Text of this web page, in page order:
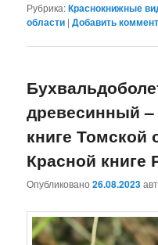
Рубрика:Краснокнижные
области |Добавить
древесинный
книге Томской
Красной книге
Опубликовано26.08.2023